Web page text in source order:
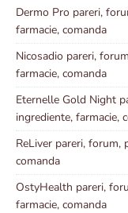
Dermo Pro pareri,
farmacie, comanda
Nicosadio pareri,
farmacie, comanda
Eternelle Gold Night
ingrediente, farmacie,
ReLiver pareri, forum,
comanda
OstyHealth pareri,
farmacie, comanda